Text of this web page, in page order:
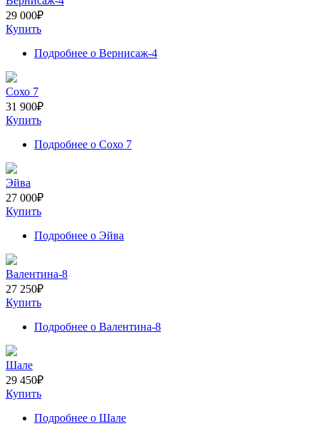
29 000₽
Купить
Подробнее о Вернисаж-4
Сохо 7
31 900₽
Купить
Подробнее о Сохо 7
Эйва
27 000₽
Купить
Подробнее о Эйва
Валентина-8
27 250₽
Купить
Подробнее о Валентина-8
Шале
29 450₽
Купить
Подробнее о Шале